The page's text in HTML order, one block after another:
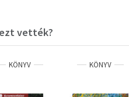
sorozat kötetei a
vették?
KÖNYV KÖNYV